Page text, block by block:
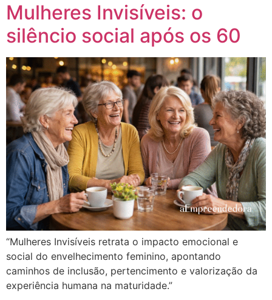
Mulheres Invisíveis: o
silêncio social após os 60
“Mulheres Invisíveis retrata o impacto emocional e
social do envelhecimento feminino, apontando
caminhos de inclusão, pertencimento e valorização da
experiência humana na maturidade.”